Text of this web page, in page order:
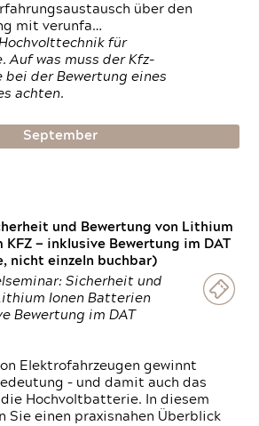
über den
mit verunfa…
für
Auf was muss der Kfz-
bei der Bewertung eines
achten.
September
und Bewertung von Lithium
KFZ — inklusive Bewertung im DAT
nicht einzeln buchbar)
Sicherheit und
Ionen Batterien
Bewertung im DAT
Elektrofahrzeugen gewinnt
– und damit auch das
Hochvoltbatterie. In diesem
Sie einen praxisnahen Überblick